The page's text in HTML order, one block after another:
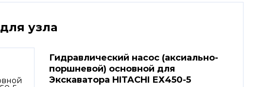
узла
Гидравлический насос (аксиально-
поршневой) основной для
Экскаватора HITACHI ЕХ450-5